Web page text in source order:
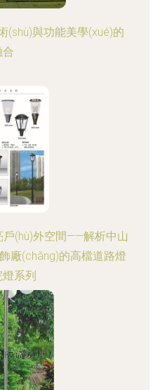
(shù)與功能美學(xué)的
合
戶(hù)外空間——解析中山
廠(chǎng)的高檔道路燈
系列